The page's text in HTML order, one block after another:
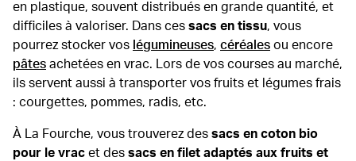
en plastique, souvent distribués en grande quantité, et
difficiles à valoriser. Dans ces sacs en tissu, vous
pourrez stocker vos légumineuses, céréales ou encore
pâtes achetées en vrac. Lors de vos courses au marché,
ils servent aussi à transporter vos fruits et légumes frais
: courgettes, pommes, radis, etc.
À La Fourche, vous trouverez des sacs en coton bio
pour le vrac et des sacs en filet adaptés aux fruits et